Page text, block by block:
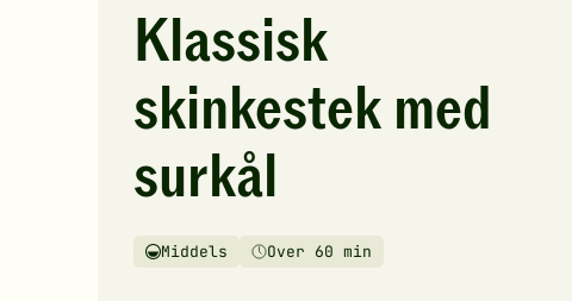
har
foreløpig
ingen
vurderinger.
Bli
den
første
å
vurdere
Klassisk
skinkestek med
surkål
Vanskelighetsgrad
Middels
TilberedningstidOver 60 min